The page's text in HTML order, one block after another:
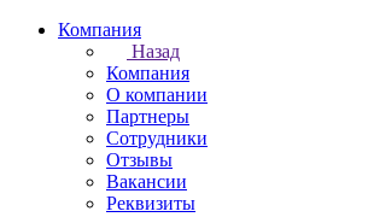
Компания
Назад
Компания
О компании
Партнеры
Сотрудники
Отзывы
Вакансии
Реквизиты